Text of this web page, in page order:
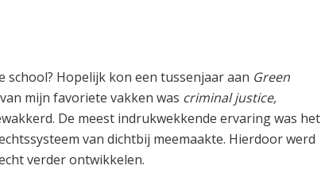
Hopelijk kon een tussenjaar aan Green
mijn favoriete vakken was criminal justice,
De meest indrukwekkende ervaring was het
van dichtbij meemaakte. Hierdoor werd
verder ontwikkelen.